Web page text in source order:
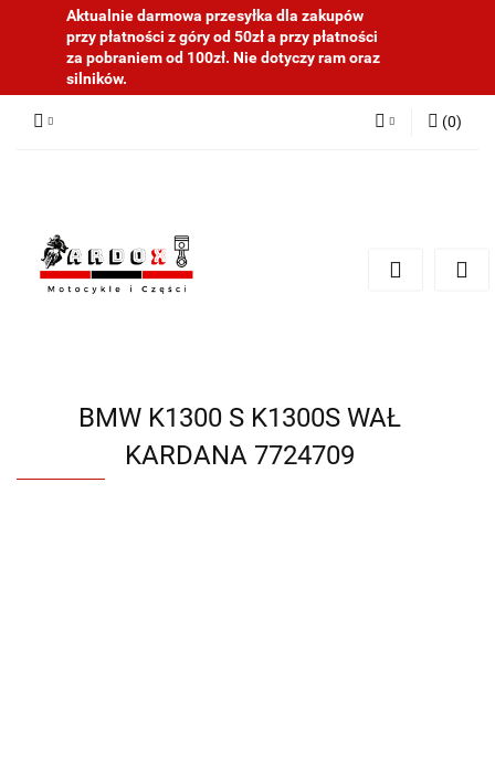
Aktualnie darmowa przesyłka dla zakupów
przy płatności z góry od 50zł a przy płatności
za pobraniem od 100zł. Nie dotyczy ram oraz
silników.
(0)
BMW K1300 S K1300S WAŁ
KARDANA 7724709